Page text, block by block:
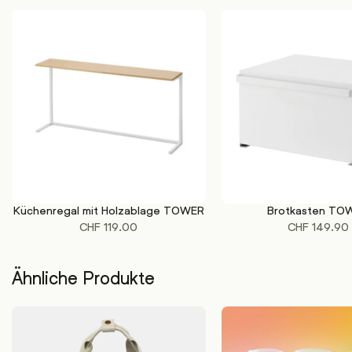
AUSFÜHRUNG WÄHLEN
Dieses
Produkt
Varianten
Optionen
Küchenregal mit Holzablage TOWER
CHF 119.00
Brotkasten
CHF 149.90
Ähnliche Produkte